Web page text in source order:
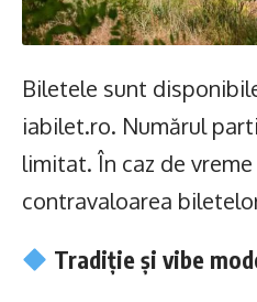
Biletele sunt
iabilet.ro. Numărul
limitat. În caz de
contravaloarea
Tradiție și vibe